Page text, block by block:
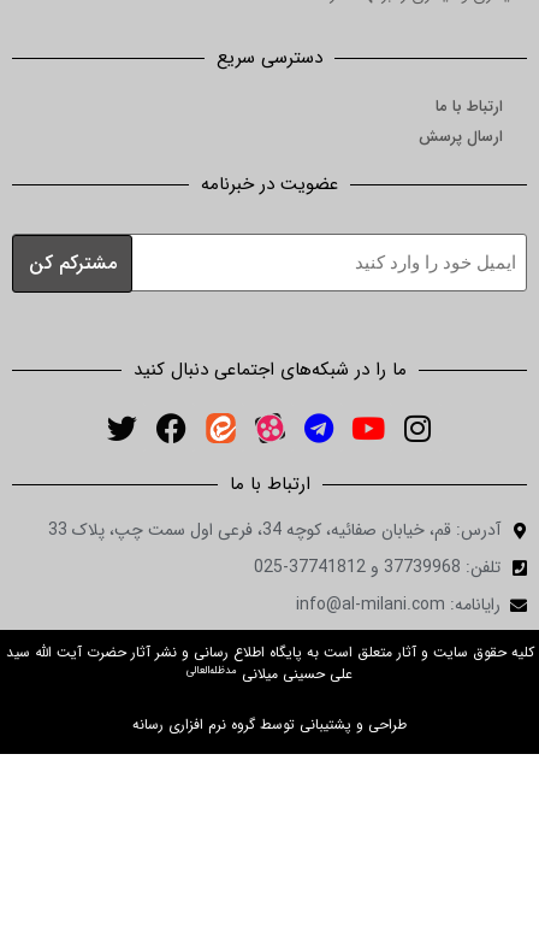
دسترسی سریع
ارتباط با ما
ارسال پرسش
عضویت در خبرنامه
ما را در شبکه‌های اجتماعی دنبال کنید
ارتباط با ما
آدرس: قم، خیابان صفائیه، کوچه 34، فرعی اول سمت چپ، پلاک 33
تلفن: 37739968 و 37741812-025
رایانامه: info@al-milani.com
کلیه حقوق سایت و آثار متعلق است به پایگاه اطلاع رسانی و نشر آثار حضرت آیت الله سید
علی حسینی میلانی مدظله‌العالی
طراحی و پشتیبانی توسط گروه نرم افزاری رسانه